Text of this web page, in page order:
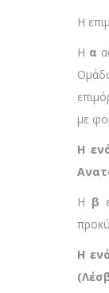
Η
Η α
με
Η
Η β
Η